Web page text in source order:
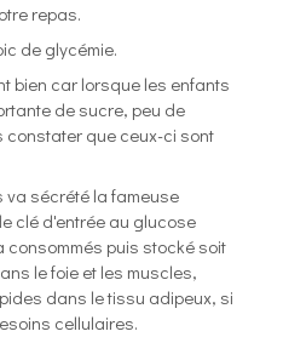
repas.
de glycémie.
bien car lorsque les enfants
de sucre, peu de
constater que ceux-ci sont
va sécrété la fameuse
clé d'entrée au glucose
puis stocké soit
le foie et les muscles,
dans le tissu adipeux, si
cellulaires.